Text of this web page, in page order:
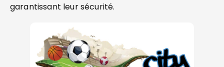
garantissant leur sécurité.